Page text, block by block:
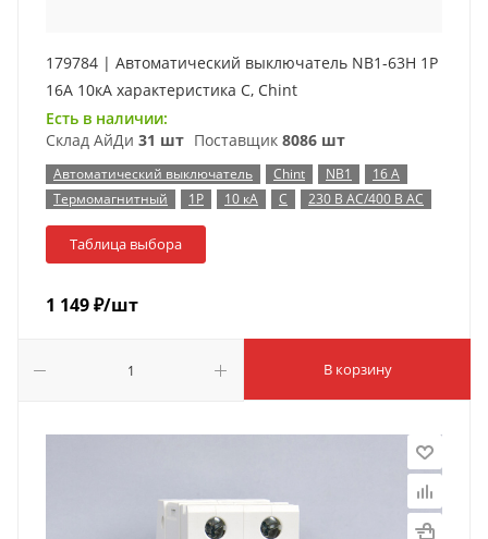
179784 | Автоматический выключатель NB1-63H 1P
16А 10кА характеристика C, Chint
Есть в наличии:
Склад АйДи 31 шт Поставщик 8086 шт
Автоматический выключатель Chint NB1
16 А
Термомагнитный
1P 10 кА C 230 В AC/400 В AC
Таблица выбора
1 149₽/шт
В корзину